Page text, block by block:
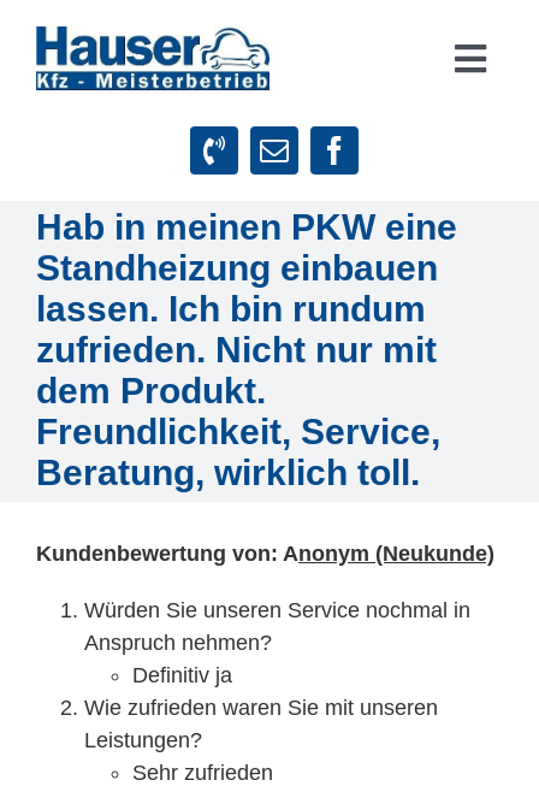
Inhalt
springen
Startseite
Leistungen
Firmenphilosophie
Kundenstimmen
Mitarbeiter
Karriere
Technische Infos
Kontakt & Anfahrt
Hab in meinen PKW eine
Standheizung einbauen
lassen. Ich bin rundum
zufrieden. Nicht nur mit
dem Produkt.
Freundlichkeit, Service,
Beratung, wirklich toll.
Kundenbewertung von: Anonym (Neukunde)
Würden Sie unseren Service nochmal in
Anspruch nehmen?
Definitiv ja
Wie zufrieden waren Sie mit unseren
Leistungen?
Sehr zufrieden